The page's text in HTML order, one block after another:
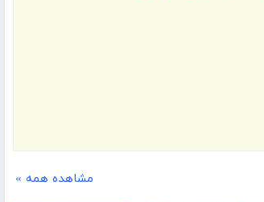
مشاهده همه »